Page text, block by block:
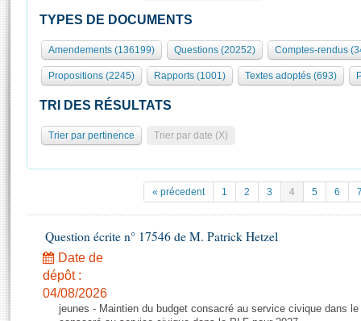
Présidence
577 députés
Groupes politiques
Séance publique
Commissions et autres organes
Europe et International
Pétitions
Projets de loi
Propositions de loi
Amendements
Textes adoptés
Rôle et pouvoirs de l'Assemblée
Organisation de l'Assemblée
Présidence Conférence des Présidents Bureau Collège des
Statistiques et chiffres clés
Documents de référence
( Constitution | Règlement de l'Assemblée ... )
Histoire
Juniors
Anciennes législatures
Visiter l'Assemblée
Visite virtuelle du palais Bourbon
Assister à une séance
Contacts et plan d'accès
Photos libres de droit
TYPES DE DOCUMENTS
Amendements (136199) Questions (20252) Comptes-rendus
Propositions (2245) Rapports (1001) Textes adoptés (693)
TRI DES RÉSULTATS
Trier par pertinence Trier par date (X)
« précedent 1 2 3 4 5 6
Question écrite n° 17546 de M. Patrick Hetzel
Date de
dépôt :
04/08/2026
jeunes - Maintien du budget consacré au service civique dans